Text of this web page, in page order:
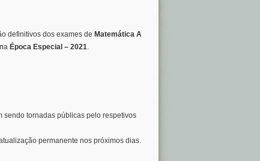
definitivos dos exames de Matemática A
Época Especial – 2021
sendo tornadas públicas pelo respetivos
permanente nos próximos dias.